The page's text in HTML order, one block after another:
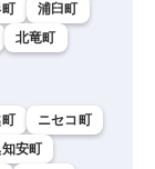
浦臼町
北竜町
ニセコ町
安町